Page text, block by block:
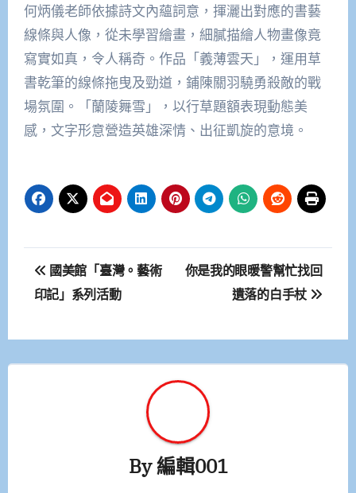
何炳儀老師依據詩文內蘊詞意，揮灑出對應的書藝
線條與人像，從未學習繪畫，細膩描繪人物畫像竟
寫實如真，令人稱奇。作品「義薄雲天」，運用草
書乾筆的線條拖曳及勁道，鋪陳關羽驍勇殺敵的戰
場氛圍。「蘭陵舞雪」，以行草題額表現動態美
感，文字形意營造英雄深情、出征凱旋的意境。
文
章
覽
國美館「臺灣。藝術
印記」系列活動
你是我的眼暖警幫忙找回
遺落的白手杖
By編輯001